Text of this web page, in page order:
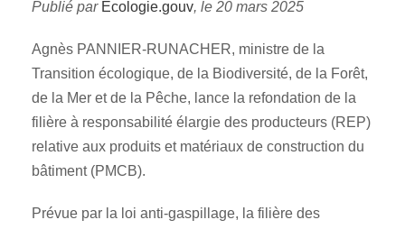
Publié par Ecologie.gouv, le 20 mars 2025
Agnès PANNIER-RUNACHER, ministre de la
Transition écologique, de la Biodiversité, de la Forêt,
de la Mer et de la Pêche, lance la refondation de la
filière à responsabilité élargie des producteurs (REP)
relative aux produits et matériaux de construction du
bâtiment (PMCB).
Prévue par la loi anti-gaspillage, la filière des